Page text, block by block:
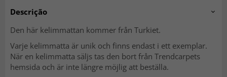
Descrição
Den här kelimmattan kommer från Turkiet.
Varje kelimmatta är unik och finns endast i ett exemplar.
När en kelimmatta säljs tas den bort från Trendcarpets
hemsida och är inte längre möjlig att beställa.